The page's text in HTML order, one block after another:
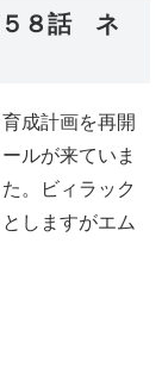
５８話 ネ
成計画を再開
ルが来ていま
。ビィラック
しますがエム